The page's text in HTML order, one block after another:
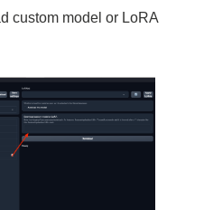
custom model or LoRA